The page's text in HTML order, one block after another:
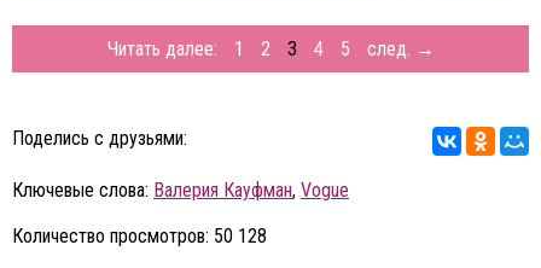
Читать далее: 1 2 3 4 5 след. →
Поделись с друзьями:
Ключевые слова: Валерия Кауфман, Vogue
Количество просмотров: 50 128